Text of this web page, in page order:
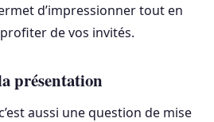
d’impressionner tout en
de vos invités.
présentation
aussi une question de mise